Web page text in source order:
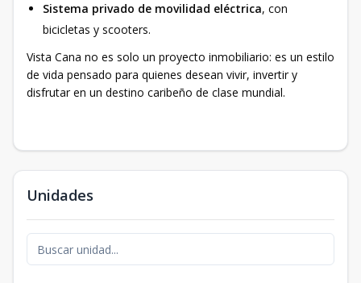
Sistema privado de movilidad eléctrica, con
bicicletas y scooters.
Vista Cana no es solo un proyecto inmobiliario: es un estilo
de vida pensado para quienes desean vivir, invertir y
disfrutar en un destino caribeño de clase mundial.
Unidades